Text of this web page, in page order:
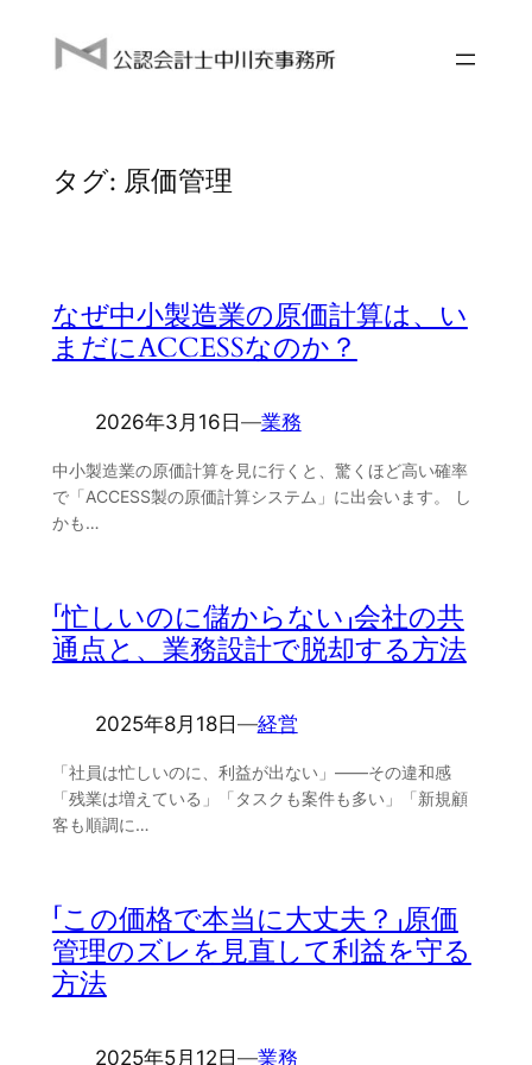
タグ: 原価管理
なぜ中小製造業の原価計算は、い
まだにACCESSなのか？
2026年3月16日―業務
中小製造業の原価計算を見に行くと、驚くほど高い確率
で「ACCESS製の原価計算システム」に出会います。 し
かも…
「忙しいのに儲からない」会社の共
通点と、業務設計で脱却する方法
2025年8月18日―経営
「社員は忙しいのに、利益が出ない」――その違和感
「残業は増えている」「タスクも案件も多い」「新規顧
客も順調に…
「この価格で本当に大丈夫？」原価
管理のズレを見直して利益を守る
方法
2025年5月12日―業務